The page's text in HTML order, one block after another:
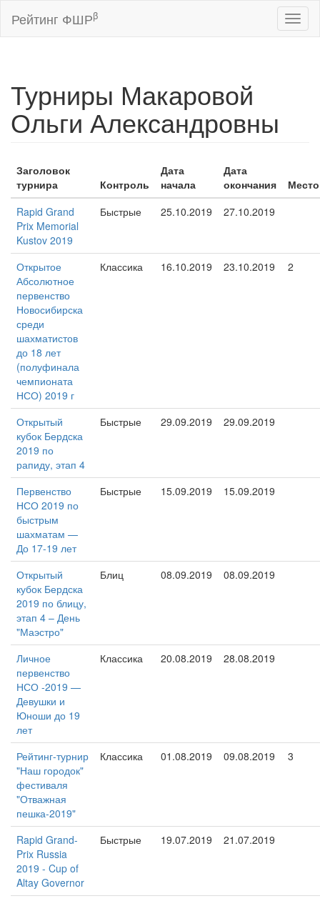
Рейтинг ФШРβ
Турниры Макаровой
Ольги Александровны
Заголовок
турнира
Контроль
Дата
начала
Дата
окончания
Место
Rapid Grand
Prix Memorial
Kustov 2019
Быстрые 25.10.2019 27.10.2019
Открытое
Абсолютное
первенство
Новосибирска
среди
шахматистов
до 18 лет
(полуфинала
чемпионата
НСО) 2019 г
Классика 16.10.2019 23.10.2019 2
Открытый
кубок Бердска
2019 по
рапиду, этап 4
Быстрые 29.09.2019 29.09.2019
Первенство
НСО 2019 по
быстрым
шахматам —
До 17-19 лет
Быстрые 15.09.2019 15.09.2019
Открытый
кубок Бердска
2019 по блицу,
этап 4 – День
"Маэстро"
Блиц 08.09.2019 08.09.2019
Личное
первенство
НСО -2019 —
Девушки и
Юноши до 19
лет
Классика 20.08.2019 28.08.2019
Рейтинг-турнир
"Наш городок"
фестиваля
"Отважная
пешка-2019"
Классика 01.08.2019 09.08.2019 3
Rapid Grand-
Prix Russia
2019 - Cup of
Altay Governor
Быстрые 19.07.2019 21.07.2019